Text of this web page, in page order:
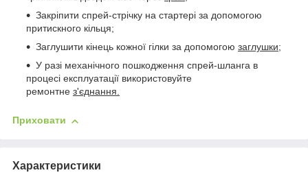
Закріпити спрей-стрічку на стартері за допомогою
притискного кільця;
Заглушити кінець кожної гілки за допомогою заглушки;
У разі механічного пошкодження спрей-шланга в
процесі експлуатації використовуйте
ремонтне з'єднання.
Приховати
Характеристики